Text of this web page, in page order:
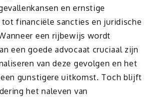
en ernstige
financiële sancties en juridische
een rijbewijs wordt
een goede advocaat cruciaal zijn
van deze gevolgen en het
gunstigere uitkomst. Toch blijft
het naleven van